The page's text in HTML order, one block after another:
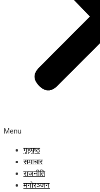
Menu
गृहपृष्ठ
समाचार
राजनीति
मनोरञ्जन